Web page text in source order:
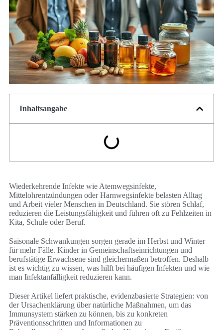
Inhaltsangabe
Wiederkehrende Infekte wie Atemwegsinfekte,
Mittelohrentzündungen oder Harnwegsinfekte belasten Alltag
und Arbeit vieler Menschen in Deutschland. Sie stören Schlaf,
reduzieren die Leistungsfähigkeit und führen oft zu Fehlzeiten in
Kita, Schule oder Beruf.
Saisonale Schwankungen sorgen gerade im Herbst und Winter
für mehr Fälle. Kinder in Gemeinschaftseinrichtungen und
berufstätige Erwachsene sind gleichermaßen betroffen. Deshalb
ist es wichtig zu wissen, was hilft bei häufigen Infekten und wie
man Infektanfälligkeit reduzieren kann.
Dieser Artikel liefert praktische, evidenzbasierte Strategien: von
der Ursachenklärung über natürliche Maßnahmen, um das
Immunsystem stärken zu können, bis zu konkreten
Präventionsschritten und Informationen zu